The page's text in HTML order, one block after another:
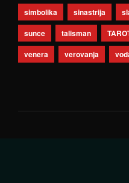
simbolika
sinastrija
sunce
talisman
venera
verovanja